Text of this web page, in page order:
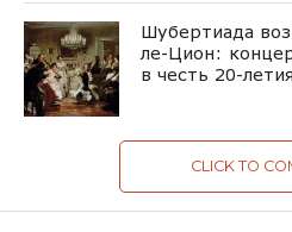
Шубертиада
ле-Цион:
в честь 20-
CLICK TO